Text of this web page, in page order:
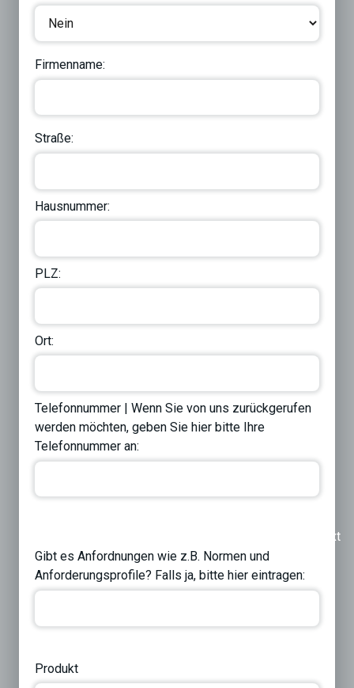
Firmenname:
Straße:
Hausnummer:
PLZ:
Ort:
Telefonnummer | Wenn Sie von uns zurückgerufen
werden möchten, geben Sie hier bitte Ihre
Telefonnummer an:
Next
Gibt es Anfordnungen wie z.B. Normen und
Anforderungsprofile? Falls ja, bitte hier eintragen:
Produkt